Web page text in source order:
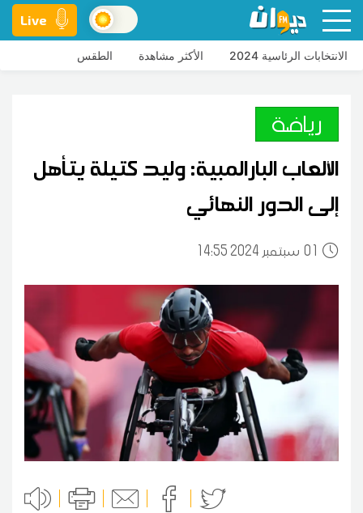
Live
الانتخابات الرئاسية 2024 الأكثر مشاهدة الطقس
رياضة
الألعاب البارالمبية: وليد كتيلة يتأهل
إلى الدور النهائي
01 14:55 2024 سبتمبر